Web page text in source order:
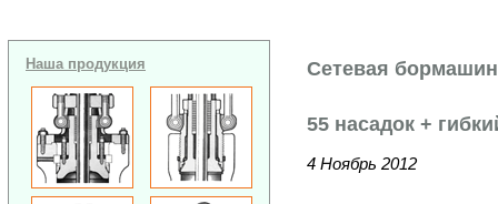
Наша продукция Сетевая
55 насадок +
4 Ноябрь 2012